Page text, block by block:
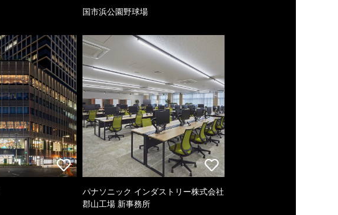
国市浜公園野球場
パナソニック インダストリー株式会社
郡山工場 新事務所